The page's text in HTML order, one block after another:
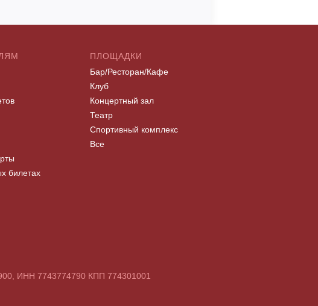
билетах
ПЛОЩАДКИ
Бар/Ресторан/Кафе
Клуб
Концертный зал
Театр
Спортивный комплекс
Все
ИНН 7743774790 КПП 774301001